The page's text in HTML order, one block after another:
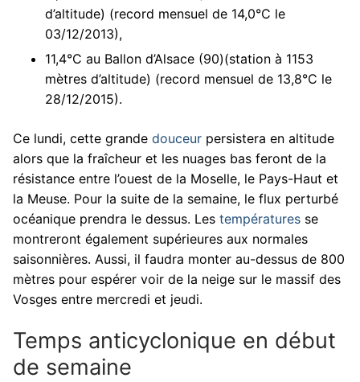
d’altitude) (record mensuel de 14,0°C le
03/12/2013),
11,4°C au Ballon d’Alsace (90)(station à 1153
mètres d’altitude) (record mensuel de 13,8°C le
28/12/2015).
Ce lundi, cette grande douceur persistera en altitude
alors que la fraîcheur et les nuages bas feront de la
résistance entre l’ouest de la Moselle, le Pays-Haut et
la Meuse. Pour la suite de la semaine, le flux perturbé
océanique prendra le dessus. Les températures se
montreront également supérieures aux normales
saisonnières. Aussi, il faudra monter au-dessus de 800
mètres pour espérer voir de la neige sur le massif des
Vosges entre mercredi et jeudi.
Temps anticyclonique en début
de semaine